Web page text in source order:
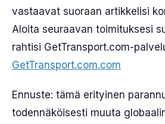
vastaavat suoraan artikkelisi
Aloita seuraavan toimituksesi
rahtisi GetTransport.com-
GetTransport.com.com
Ennuste: tämä erityinen
todennäköisesti muuta